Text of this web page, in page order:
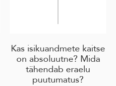
Kas isikuandmete kaitse
on absoluutne? Mida
tähendab eraelu
puutumatus?